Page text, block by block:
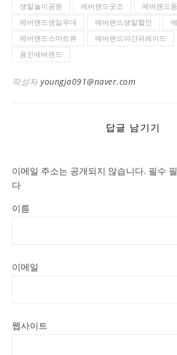
생일놀이공원 에버랜드굿즈
에버랜드
에버랜드생일우대
에버랜드생일할인
에버랜드스마트큐
에버랜드야간퍼레이드
용인에버랜드
작성자 youngja091@naver.com
답글 남기기
이메일 주소는 공개되지 않습니다. 필수
다
이름
이메일
웹사이트